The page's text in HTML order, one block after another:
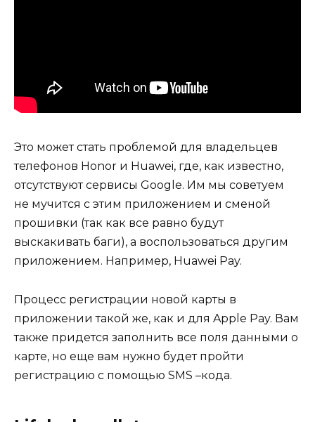
Это может стать проблемой для владельцев
телефонов Honor и Huawei, где, как известно,
отсутствуют сервисы Google. Им мы советуем
не мучится с этим приложением и сменой
прошивки (так как все равно будут
выскакивать баги), а воспользоваться другим
приложением. Например, Huawei Pay.
Процесс регистрации новой карты в
приложении такой же, как и для Apple Pay. Вам
также придется заполнить все поля данными о
карте, но еще вам нужно будет пройти
регистрацию с помощью SMS –кода.